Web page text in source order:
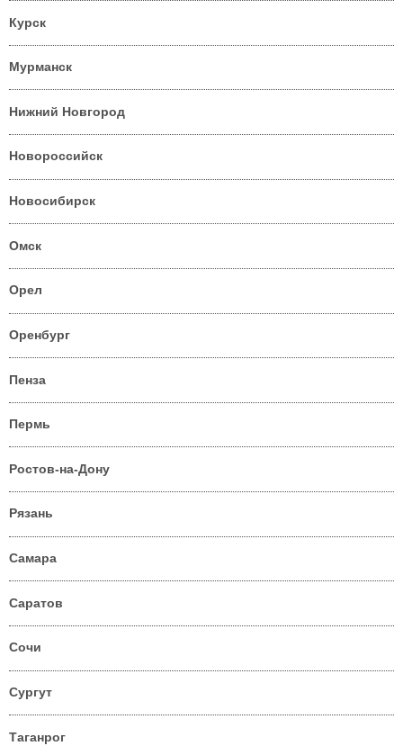
Курск
Мурманск
Нижний Новгород
Новороссийск
Новосибирск
Омск
Орел
Оренбург
Пенза
Пермь
Ростов-на-Дону
Рязань
Самара
Саратов
Сочи
Сургут
Таганрог